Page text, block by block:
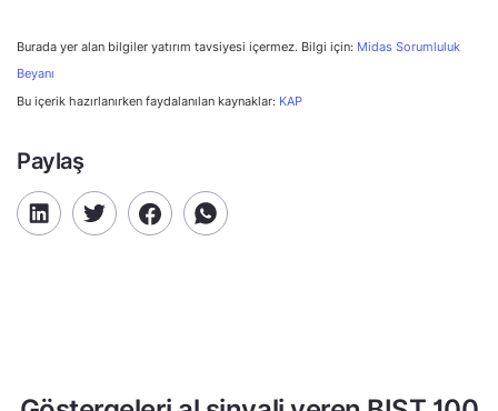
Burada yer alan bilgiler yatırım tavsiyesi içermez. Bilgi için: Midas Sorumluluk
Beyanı
Bu içerik hazırlanırken faydalanılan kaynaklar: KAP
Paylaş